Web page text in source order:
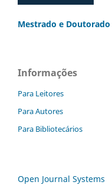
Mestrado e Doutorado
Informações
Para Leitores
Para Autores
Para Bibliotecários
Open Journal Systems